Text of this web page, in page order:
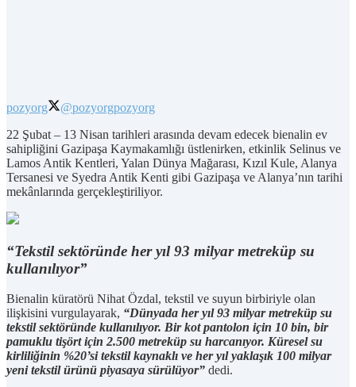
pozyorg @pozyorgpozyorg
22 Şubat – 13 Nisan tarihleri arasında devam edecek bienalin ev
sahipliğini Gazipaşa Kaymakamlığı üstlenirken, etkinlik Selinus ve
Lamos Antik Kentleri, Yalan Dünya Mağarası, Kızıl Kule, Alanya
Tersanesi ve Syedra Antik Kenti gibi Gazipaşa ve Alanya’nın tarihi
mekânlarında gerçekleştiriliyor.
“Tekstil sektöründe her yıl 93 milyar metreküp su
kullanılıyor”
Bienalin küratörü Nihat Özdal, tekstil ve suyun birbiriyle olan
ilişkisini vurgulayarak, “Dünyada her yıl 93 milyar metreküp su
tekstil sektöründe kullanılıyor. Bir kot pantolon için 10 bin, bir
pamuklu tişört için 2.500 metreküp su harcanıyor. Küresel su
kirliliğinin %20’si tekstil kaynaklı ve her yıl yaklaşık 100 milyar
yeni tekstil ürünü piyasaya sürülüyor” dedi.